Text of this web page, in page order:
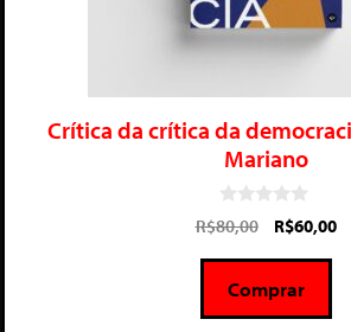
Crítica da crítica da
Mariano
0
d
5
R$80,00 R$60,00
Comprar